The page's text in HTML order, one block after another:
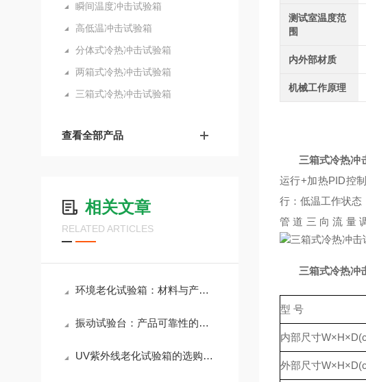
瞬间温度冲击试验箱
高低温冲击试验箱
分体式冷热冲击试验箱
两箱式冷热冲击试验箱
三箱式冷热冲击试验箱
查看全部产品
相关文章
RELATED ARTICLES
环境老化试验箱：材料与产品的环境模拟考官
振动试验台：产品可靠性的振动试炼场
UV紫外线老化试验箱的选购指南
测试室温度范
围
内外部材质
机械工作原理
三箱式冷热冲
运行+加热PID控
行：低温工作状态
管道三向流量
三箱式冷热冲
型 号
内部尺寸
外部尺寸